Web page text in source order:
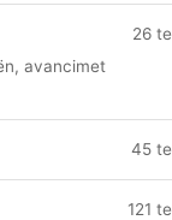
26
avancimet
45
121